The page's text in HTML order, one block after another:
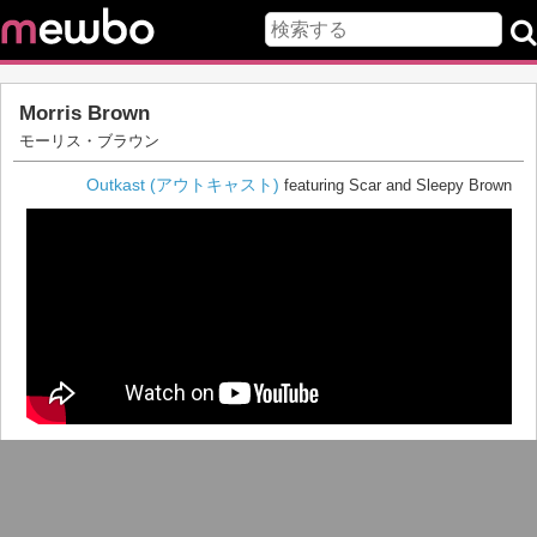
Morris Brown
モーリス・ブラウン
Outkast (アウトキャスト) featuring Scar and Sleepy Brown